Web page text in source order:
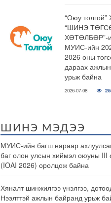
“Оюу толгой”
“ШИНЭ
ХӨТӨЛБӨР”-
МУИС-ийн
2026 оны
дараах
урьж байна
2026-07-08
ШИНЭ МЭДЭЭ
МУИС-ийн багш нараар
баг олон улсын хиймэл оюуны III
(IOAI 2026) оролцож байна
Хяналт шинжилгээ үнэлгээ,
Нээлттэй ажлын байранд урьж